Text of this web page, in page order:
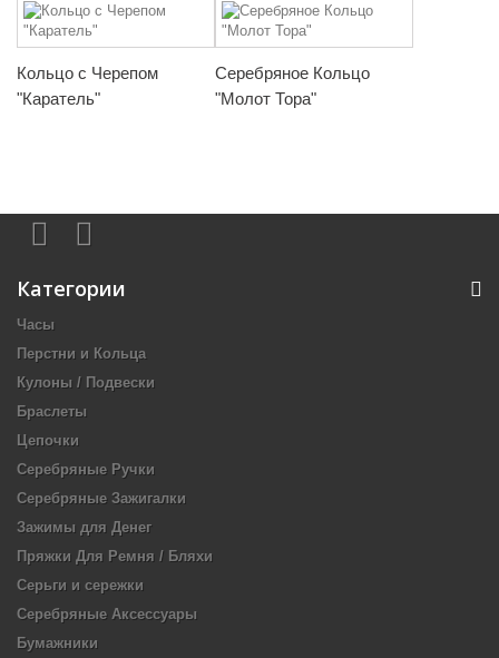
Кольцо с Черепом
"Каратель"
Серебряное Кольцо
"Молот Тора"
Категории
Часы
Перстни и Кольца
Кулоны / Подвески
Браслеты
Цепочки
Серебряные Ручки
Серебряные Зажигалки
Зажимы для Денег
Пряжки Для Ремня / Бляхи
Серьги и сережки
Серебряные Аксессуары
Бумажники